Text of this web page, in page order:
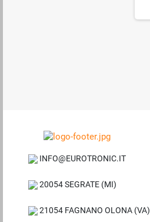
INFO@EUROTRONIC.IT
20054 SEGRATE (MI)
21054 FAGNANO OLONA (VA)